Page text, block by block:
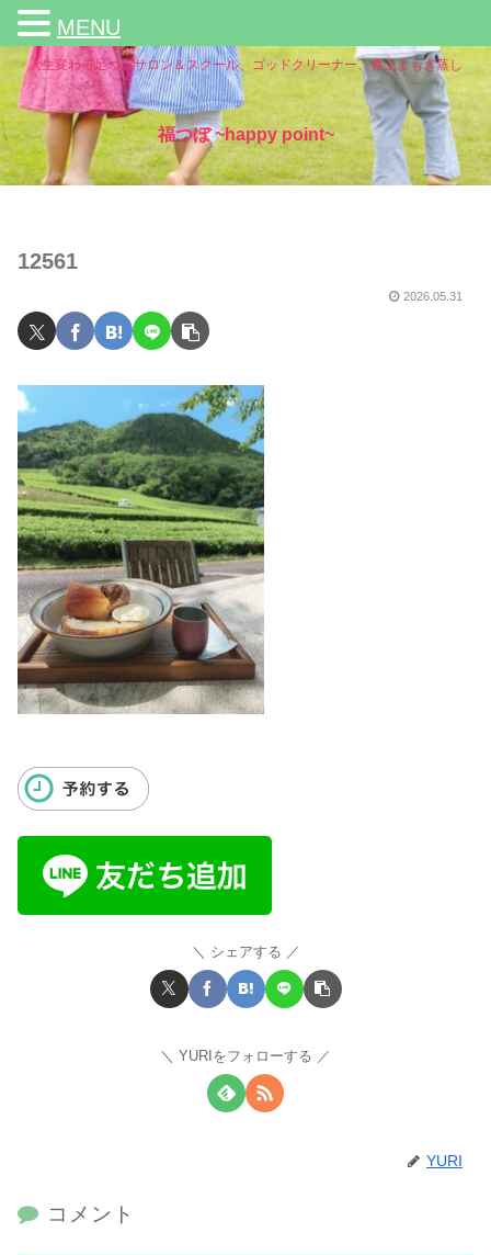
人生変わる足つぼサロン＆スクール、ゴッドクリーナー、黄土よもぎ蒸し
福つぼ ~happy point~
12561
2026.05.31
シェアする
YURIをフォローする
YURI
コメント
MENU